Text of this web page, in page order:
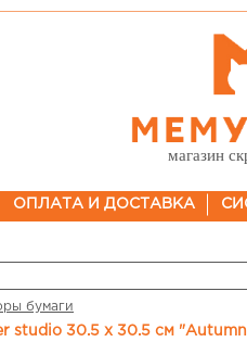
магазин
ОПЛАТА И ДОСТАВКА
бумаги
studio 30.5 х 30.5 см